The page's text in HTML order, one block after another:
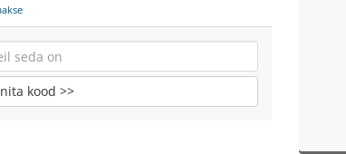
kood >>